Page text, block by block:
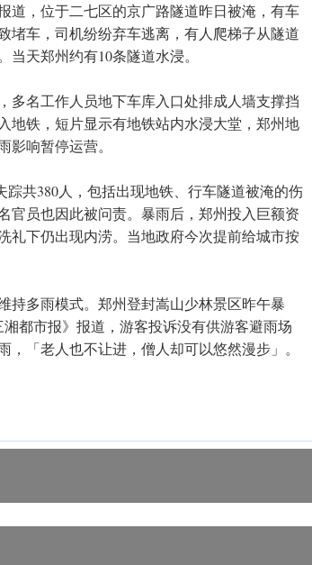
道，位于二七区的京广路隧道昨日被淹，有车
堵车，司机纷纷弃车逃离，有人爬梯子从隧道
当天郑州约有10条隧道水浸。
多名工作人员地下车库入口处排成人墙支撑挡
地铁，短片显示有地铁站内水浸大堂，郑州地
响暂停运营。
踪共380人，包括出现地铁、行车隧道被淹的伤
官员也因此被问责。暴雨后，郑州投入巨额资
礼下仍出现内涝。当地政府今次提前给城市按
持多雨模式。郑州登封嵩山少林景区昨午暴
都市报》报道，游客投诉没有供游客避雨场
，「老人也不让进，僧人却可以悠然漫步」。